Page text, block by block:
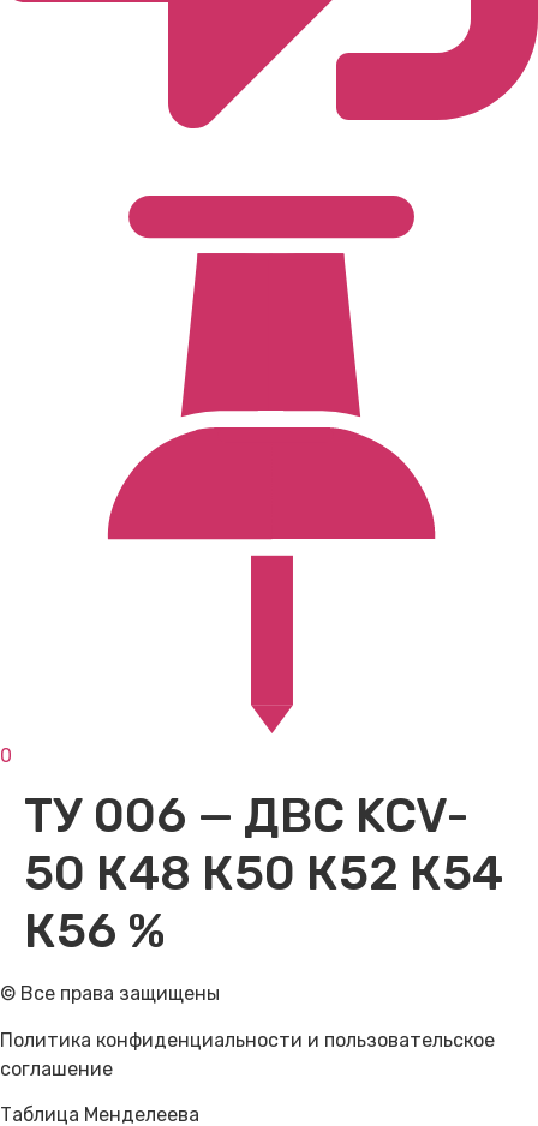
0
ТУ 006 — ДВС KCV-
50 К48 К50 К52 К54
К56 %
© Все права защищены
Политика конфиденциальности и пользовательское
соглашение
Таблица Менделеева